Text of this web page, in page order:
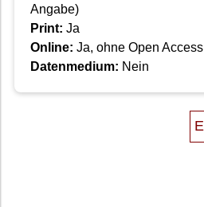
Angabe)
Print: Ja
Online: Ja, ohne Open Access
Datenmedium: Nein